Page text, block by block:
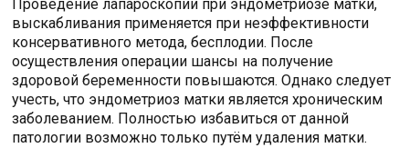
Проведение лапароскопии при эндометриозе матки,
выскабливания применяется при неэффективности
консервативного метода, бесплодии. После
осуществления операции шансы на получение
здоровой беременности повышаются. Однако следует
учесть, что эндометриоз матки является хроническим
заболеванием. Полностью избавиться от данной
патологии возможно только путём удаления матки.